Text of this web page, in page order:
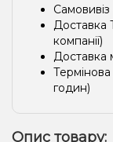
Самовивіз
Доставка
компанії)
Доставка
годин)
Опис товару: